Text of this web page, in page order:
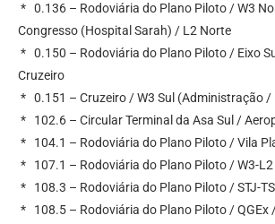
* 0.136 – Rodoviária do Plano Piloto / W3
Congresso (Hospital Sarah) / L2 Norte
* 0.150 – Rodoviária do Plano Piloto / Eixo
Cruzeiro
* 0.151 – Cruzeiro / W3 Sul (Administração /
* 102.6 – Circular Terminal da Asa Sul /
* 104.1 – Rodoviária do Plano Piloto / Vila
* 107.1 – Rodoviária do Plano Piloto / W3-L2
* 108.3 – Rodoviária do Plano Piloto / STJ-
* 108.5 – Rodoviária do Plano Piloto / QGEx